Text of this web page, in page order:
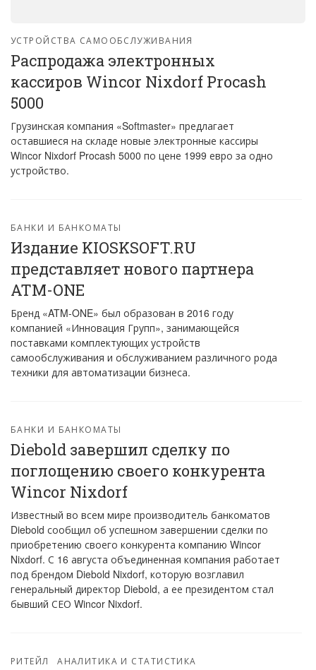
УСТРОЙСТВА САМООБСЛУЖИВАНИЯ
Распродажа электронных
кассиров Wincor Nixdorf Procash
5000
Грузинская компания «Softmaster» предлагает
оставшиеся на складе новые электронные кассиры
Wincor Nixdorf Procash 5000 по цене 1999 евро за одно
устройство.
БАНКИ И БАНКОМАТЫ
Издание KIOSKSOFT.RU
представляет нового партнера
ATM-ONE
Бренд «ATM-ONE» был образован в 2016 году
компанией «Инновация Групп», занимающейся
поставками комплектующих устройств
самообслуживания и обслуживанием различного рода
техники для автоматизации бизнеса.
БАНКИ И БАНКОМАТЫ
Diebold завершил сделку по
поглощению своего конкурента
Wincor Nixdorf
Известный во всем мире производитель банкоматов
Diebold сообщил об успешном завершении сделки по
приобретению своего конкурента компанию Wincor
Nixdorf. С 16 августа объединенная компания работает
под брендом Diebold Nixdorf, которую возглавил
генеральный директор Diebold, а ее президентом стал
бывший СЕО Wincor Nixdorf.
РИТЕЙЛ АНАЛИТИКА И СТАТИСТИКА